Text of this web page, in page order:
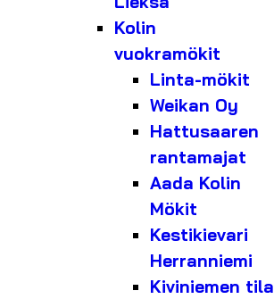
Kolin
vuokramökit
Linta-mökit
Weikan Oy
Hattusaaren
rantamajat
Aada Kolin
Mökit
Kestikievari
Herranniemi
Kiviniemen tila